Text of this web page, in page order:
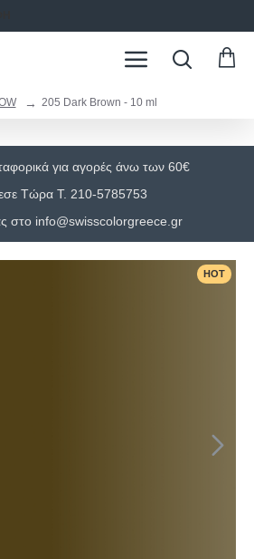
205 Dark Brown - 10 ml
για αγορές άνω των 60€
Τώρα Τ. 210-5785753
στο info@swisscolorgreece.gr
HOT